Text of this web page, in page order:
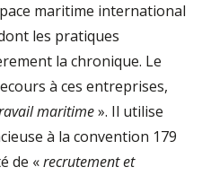
maritime international
les pratiques
la chronique. Le
à ces entreprises,
maritime». Il utilise
à la convention 179
de «recrutement et